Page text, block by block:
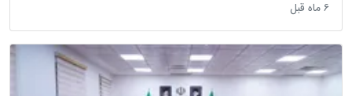
‫۶ ماه قبل